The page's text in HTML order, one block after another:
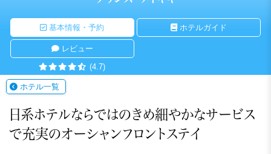
基本情報・予約 ホテルガイド
レビュー
(4.7)
ホテル一覧
日系ホテルならではのきめ細やかなサービス
で充実のオーシャンフロントステイ